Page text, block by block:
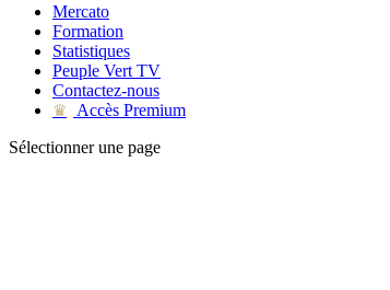
Mercato
Formation
Statistiques
Peuple Vert TV
Contactez-nous
♛
Accès Premium
Sélectionner une page